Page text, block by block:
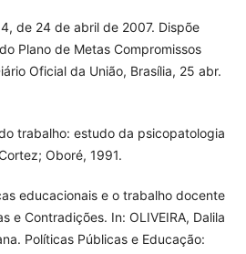
de 24 de abril de 2007. Dispõe
Plano de Metas Compromissos
Oficial da União, Brasília, 25 abr.
trabalho: estudo da psicopatologia
Oboré, 1991.
educacionais e o trabalho docente
e Contradições. In: OLIVEIRA, Dalila
Políticas Públicas e Educação: